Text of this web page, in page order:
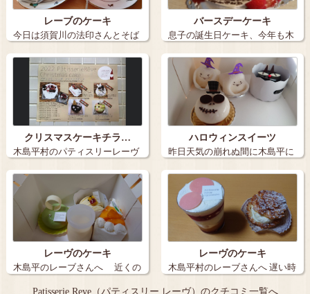
レーブのケーキ
今日は須賀川の法印さんとそば
まつりだった…
バースデーケーキ
息子の誕生日ケーキ、今年も木
島平村のパテ…
クリスマスケーキチラ…
木島平村のパティスリーレーヴ
クリスマ…
ハロウィンスイーツ
昨日天気の崩れぬ間に木島平に
この時期…
レーヴのケーキ
木島平のレーブさんへ 近くの
レーヴのケーキ
木島平村のレーブさんへ 遅い時
間だった…
Patisserie Reve（パティスリー レーヴ）のクチコミ一覧へ